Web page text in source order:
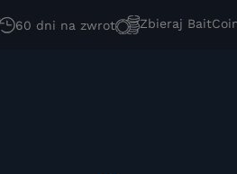
60 dni na zwrot Zbieraj